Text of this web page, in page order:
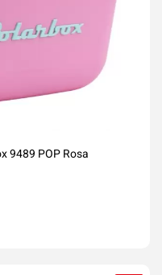
9489 POP Rosa